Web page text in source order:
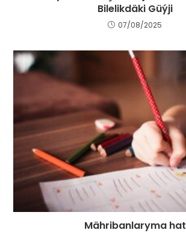
Bilelikdäki Güýji
07/08/2025
Mähribanlaryma hat